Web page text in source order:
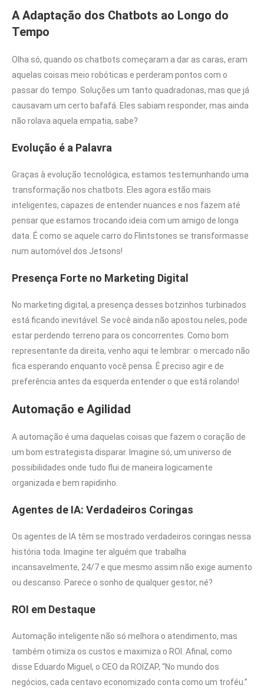
A Adaptação dos Chatbots ao Longo do
Tempo
Olha só, quando os chatbots começaram a dar as caras, eram
aquelas coisas meio robóticas e perderam pontos com o
passar do tempo. Soluções um tanto quadradonas, mas que já
causavam um certo bafafá. Eles sabiam responder, mas ainda
não rolava aquela empatia, sabe?
Evolução é a Palavra
Graças à evolução tecnológica, estamos testemunhando uma
transformação nos chatbots. Eles agora estão mais
inteligentes, capazes de entender nuances e nos fazem até
pensar que estamos trocando ideia com um amigo de longa
data. É como se aquele carro do Flintstones se transformasse
num automóvel dos Jetsons!
Presença Forte no Marketing Digital
No marketing digital, a presença desses botzinhos turbinados
está ficando inevitável. Se você ainda não apostou neles, pode
estar perdendo terreno para os concorrentes. Como bom
representante da direita, venho aqui te lembrar: o mercado não
fica esperando enquanto você pensa. É preciso agir e de
preferência antes da esquerda entender o que está rolando!
Automação e Agilidad
A automação é uma daquelas coisas que fazem o coração de
um bom estrategista disparar. Imagine só, um universo de
possibilidades onde tudo flui de maneira logicamente
organizada e bem rapidinho.
Agentes de IA: Verdadeiros Coringas
Os agentes de IA têm se mostrado verdadeiros coringas nessa
história toda. Imagine ter alguém que trabalha
incansavelmente, 24/7 e que mesmo assim não exige aumento
ou descanso. Parece o sonho de qualquer gestor, né?
ROI em Destaque
Automação inteligente não só melhora o atendimento, mas
também otimiza os custos e maximiza o ROI. Afinal, como
disse Eduardo Miguel, o CEO da ROIZAP, “No mundo dos
negócios, cada centavo economizado conta como um troféu.”